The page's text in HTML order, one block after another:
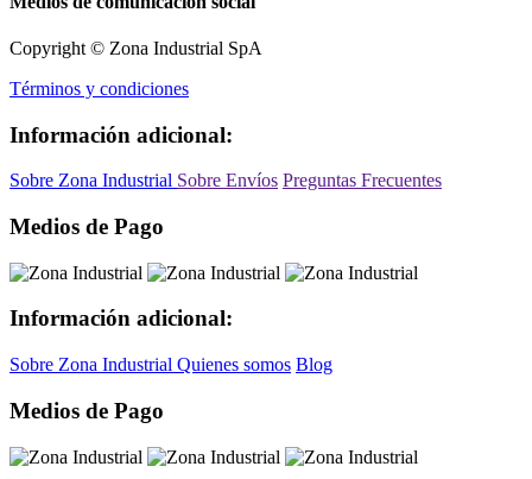
Copyright © Zona Industrial SpA
Términos y condiciones
Información adicional:
Sobre Zona Industrial Sobre Envíos Preguntas Frecuentes
Medios de Pago
Información adicional:
Sobre Zona Industrial Quienes somos Blog
Medios de Pago